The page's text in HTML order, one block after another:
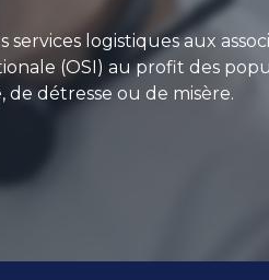
services logistiques aux
(OSI) au profit des
détresse ou de misère.